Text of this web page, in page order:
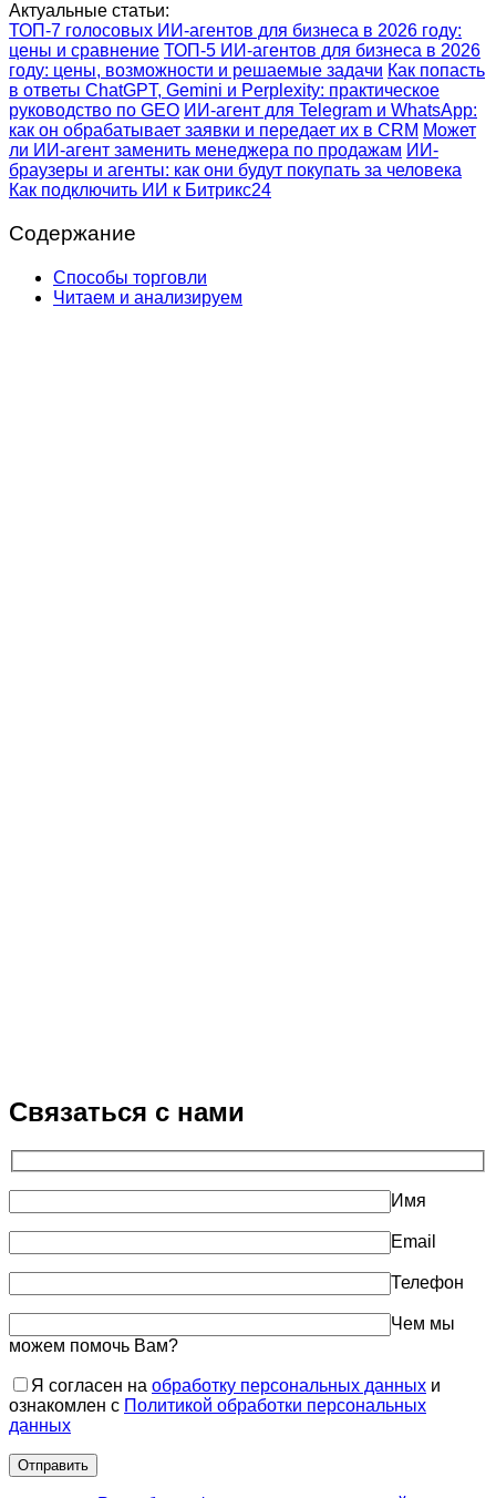
Актуальные статьи:
ТОП-7 голосовых ИИ-агентов для бизнеса в 2026 году:
цены и сравнение ТОП-5 ИИ-агентов для бизнеса в 2026
году: цены, возможности и решаемые задачи Как попасть
в ответы ChatGPT, Gemini и Perplexity: практическое
руководство по GEO ИИ-агент для Telegram и WhatsApp:
как он обрабатывает заявки и передает их в CRM Может
ли ИИ-агент заменить менеджера по продажам ИИ-
браузеры и агенты: как они будут покупать за человека
Как подключить ИИ к Битрикс24
Содержание
Способы торговли
Читаем и анализируем
Связаться с нами
Имя
Email
Телефон
Чем мы
можем помочь Вам?
Я согласен на обработку персональных данных и
ознакомлен с Политикой обработки персональных
данных